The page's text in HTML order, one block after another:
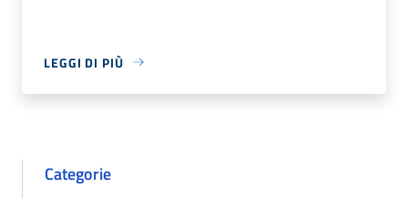
LEGGI DI PIÙ
Categorie